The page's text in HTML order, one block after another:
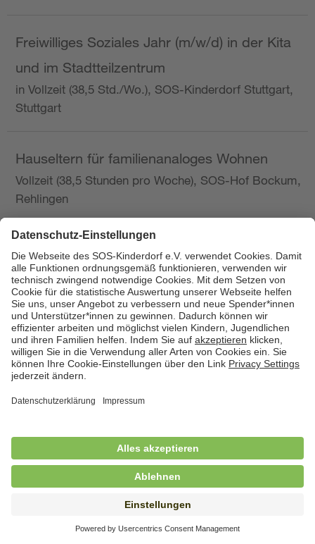
Freiwilliges Soziales Jahr (m/w/d) in der Kita
und im Stadtteilzentrum
in Vollzeit (38,5 Std./Wo.), SOS-Kinderdorf Stuttgart,
Stuttgart
Hauseltern für familienanaloges Wohnen
Vollzeit (38,5 Stunden pro Woche), SOS-Hof Bockum,
Rehlingen
Hauswirtschafterin / Köchin (m/w/d) als
Ausbilderin (m/w/d) im Bereich
Nahrungszubereitung
in Vollzeit (38,5 Std./Wo.), SOS-Kinderdorf
Saarbrücken, Saarbrücken
Hauswirtschaftskraft (m/w/d)
in unbefristeter Anstellung, Teilzeit (25 Std./Wo.), SOS-